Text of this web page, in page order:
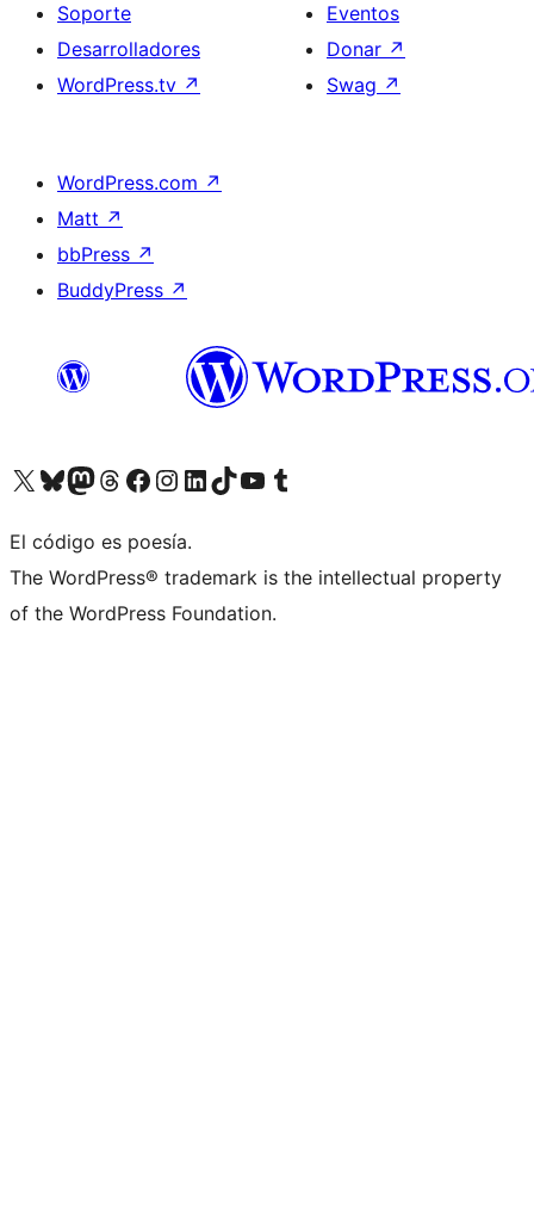
Soporte
Desarrolladores
WordPress.tv ↗
Eventos
Donar ↗
Swag ↗
WordPress.com ↗
Matt ↗
bbPress ↗
BuddyPress ↗
Visita nuestra cuenta de X (anteriormente Twitter)
Visita nuestra cuenta de Bluesky
Visita nuestra cuenta de Mastodon
Visita nuestra cuenta de Threads
Visita nuestra página de Facebook
Visita nuestra cuenta de Instagram
Visita nuestra cuenta de LinkedIn
Visita nuestra cuenta de TikTok
Visita nuestro canal de YouTube
Visita nuestra cuenta de Tumblr
El código es poesía.
The WordPress® trademark is the intellectual property
of the WordPress Foundation.